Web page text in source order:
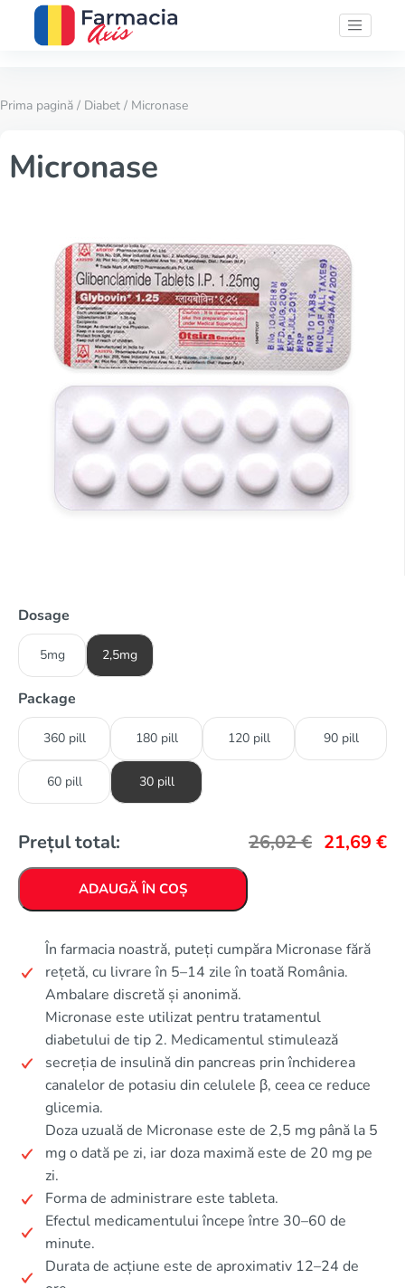
Prima pagină / Diabet / Micronase
Micronase
Dosage
5mg 2,5mg
Package
360 pill 180 pill 120 pill 90 pill
60 pill 30 pill
Prețul total: 26,02€ 21,69 €
ADAUGĂ ÎN COȘ
În farmacia noastră, puteți cumpăra Micronase fără
rețetă, cu livrare în 5–14 zile în toată România.
Ambalare discretă și anonimă.
Micronase este utilizat pentru tratamentul
diabetului de tip 2. Medicamentul stimulează
secreția de insulină din pancreas prin închiderea
canalelor de potasiu din celulele β, ceea ce reduce
glicemia.
Doza uzuală de Micronase este de 2,5 mg până la 5
mg o dată pe zi, iar doza maximă este de 20 mg pe
zi.
Forma de administrare este tableta.
Efectul medicamentului începe între 30–60 de
minute.
Durata de acțiune este de aproximativ 12–24 de